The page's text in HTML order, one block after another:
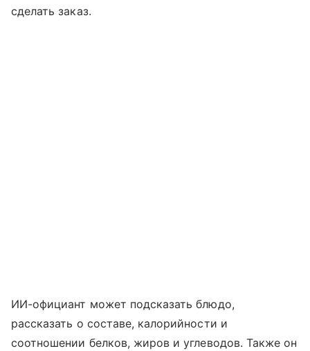
сделать заказ.
ИИ-официант может подсказать блюдо,
рассказать о составе, калорийности и
соотношении белков, жиров и углеводов. Также он